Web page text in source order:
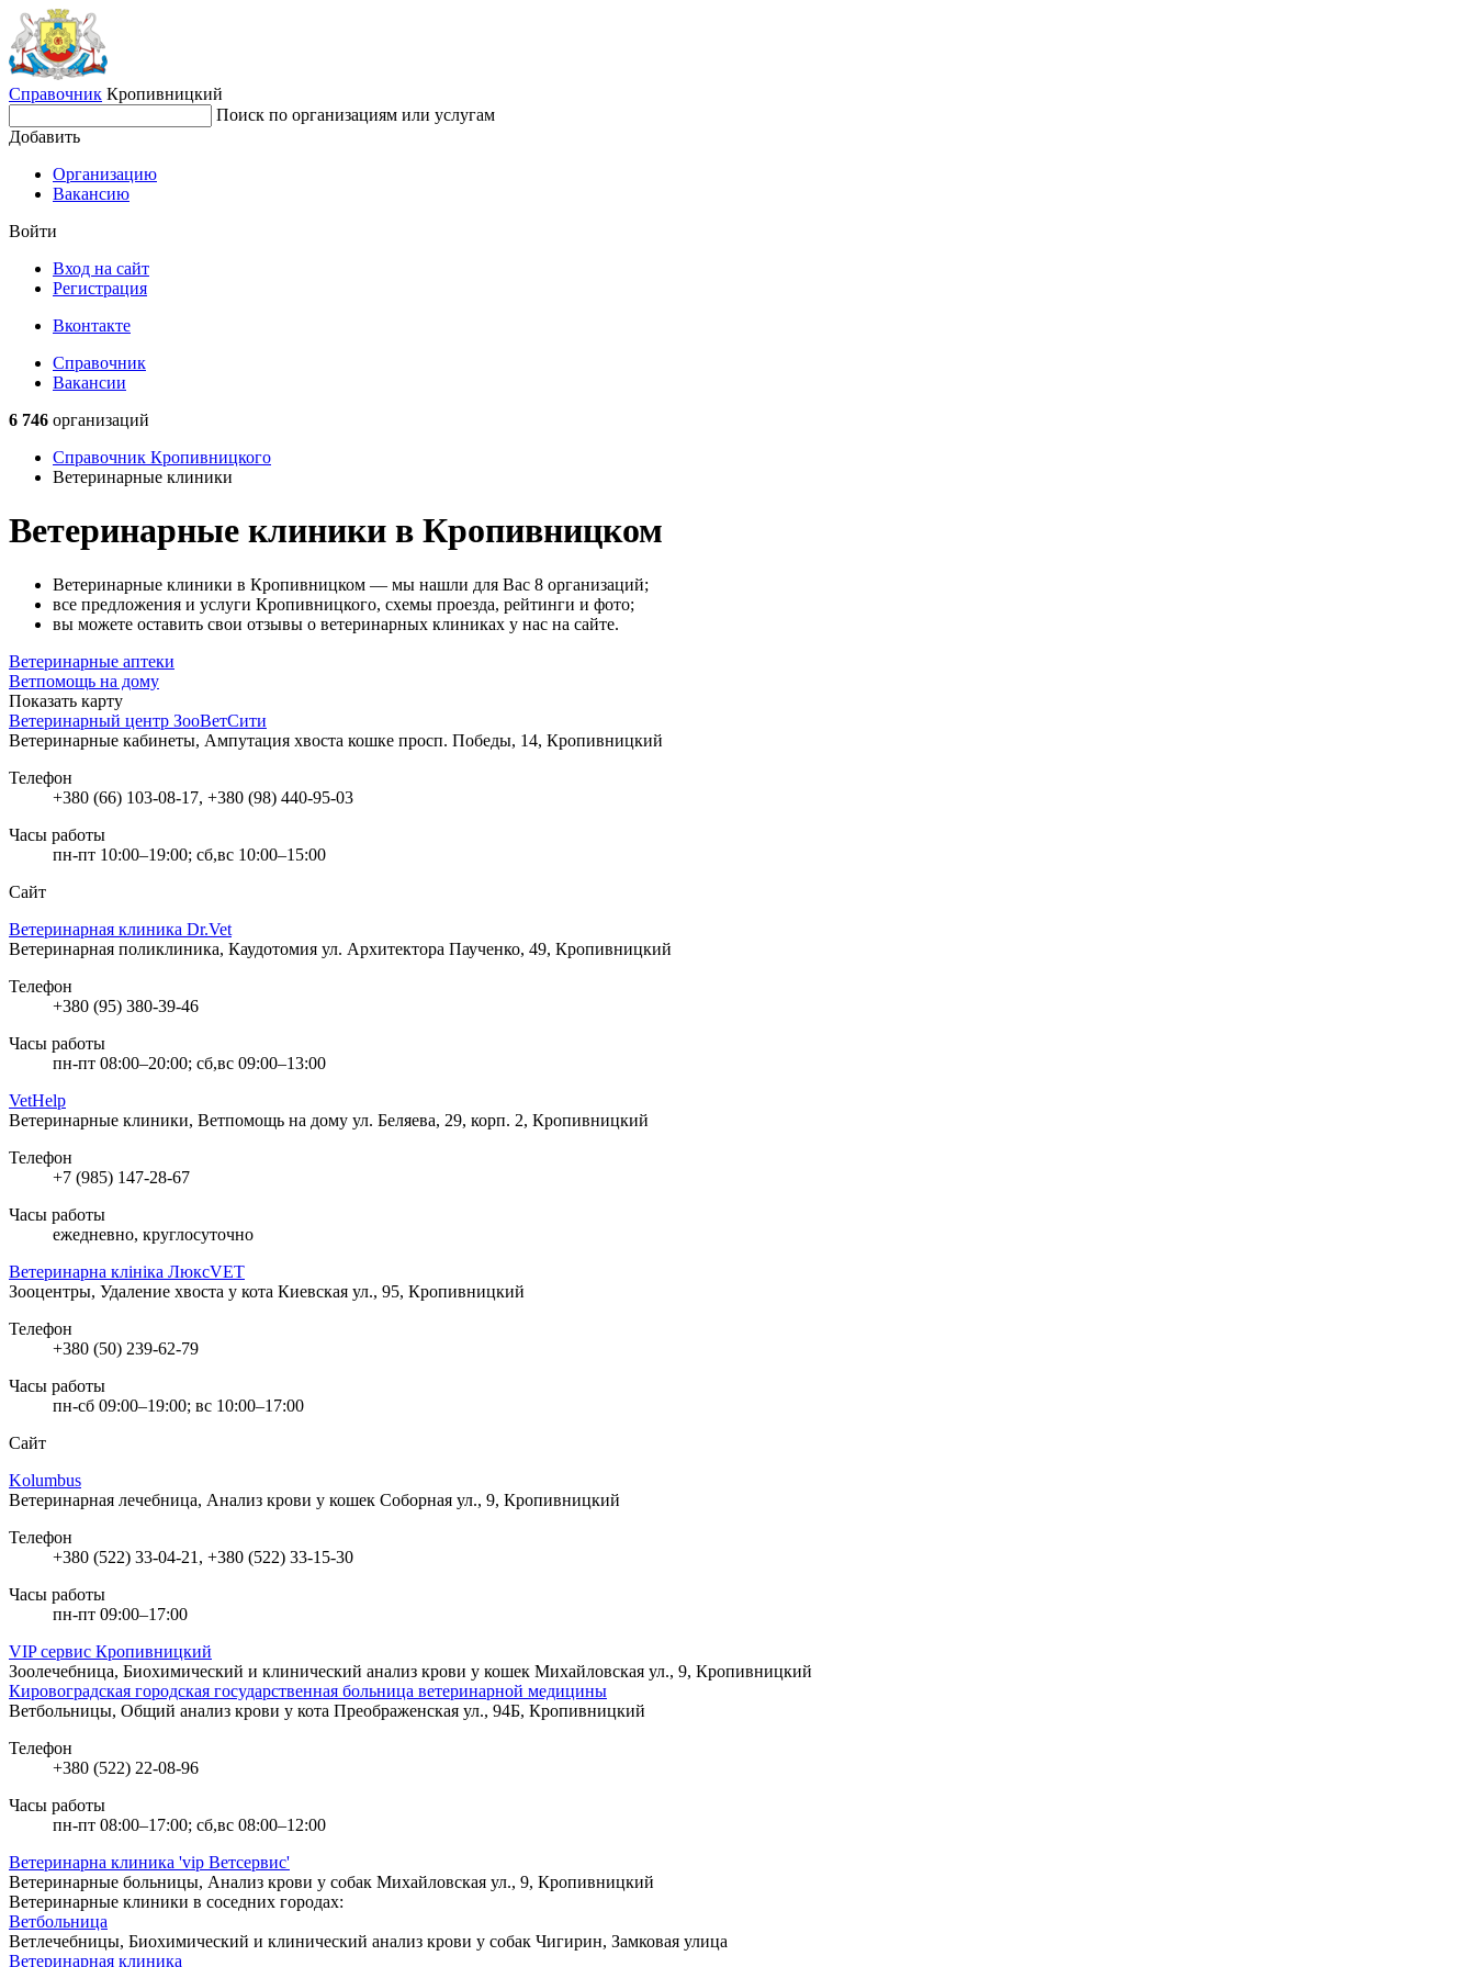
Справочник Кропивницкий
Поиск по организациям или услугам
Добавить
Организацию
Вакансию
Войти
Вход на сайт
Регистрация
Вконтакте
Справочник
Вакансии
6 746 организаций
Справочник Кропивницкого
Ветеринарные клиники
Ветеринарные клиники в Кропивницком
Ветеринарные клиники в Кропивницком — мы нашли для Вас 8 организаций;
все предложения и услуги Кропивницкого, схемы проезда, рейтинги и фото;
вы можете оставить свои отзывы о ветеринарных клиниках у нас на сайте.
Ветеринарные аптеки
Ветпомощь на дому
Показать карту
Ветеринарный центр ЗооВетСити
Ветеринарные кабинеты, Ампутация хвоста кошке просп. Победы, 14, Кропивницкий
Телефон
+380 (66) 103-08-17, +380 (98) 440-95-03
Часы работы
пн-пт 10:00–19:00; сб,вс 10:00–15:00
Сайт
Ветеринарная клиника Dr.Vet
Ветеринарная поликлиника, Каудотомия ул. Архитектора Паученко, 49, Кропивницкий
Телефон
+380 (95) 380-39-46
Часы работы
пн-пт 08:00–20:00; сб,вс 09:00–13:00
VetHelp
Ветеринарные клиники, Ветпомощь на дому ул. Беляева, 29, корп. 2, Кропивницкий
Телефон
+7 (985) 147-28-67
Часы работы
ежедневно, круглосуточно
Ветеринарна клініка ЛюксVET
Зооцентры, Удаление хвоста у кота Киевская ул., 95, Кропивницкий
Телефон
+380 (50) 239-62-79
Часы работы
пн-сб 09:00–19:00; вс 10:00–17:00
Сайт
Kolumbus
Ветеринарная лечебница, Анализ крови у кошек Соборная ул., 9, Кропивницкий
Телефон
+380 (522) 33-04-21, +380 (522) 33-15-30
Часы работы
пн-пт 09:00–17:00
VIP сервис Кропивницкий
Зоолечебница, Биохимический и клинический анализ крови у кошек Михайловская ул., 9, Кропивницкий
Кировоградская городская государственная больница ветеринарной медицины
Ветбольницы, Общий анализ крови у кота Преображенская ул., 94Б, Кропивницкий
Телефон
+380 (522) 22-08-96
Часы работы
пн-пт 08:00–17:00; сб,вс 08:00–12:00
Ветеринарна клиника 'vip Ветсервис'
Ветеринарные больницы, Анализ крови у собак Михайловская ул., 9, Кропивницкий
Ветеринарные клиники в соседних городах:
Ветбольница
Ветлечебницы, Биохимический и клинический анализ крови у собак Чигирин, Замковая улица
Ветеринарная клиника